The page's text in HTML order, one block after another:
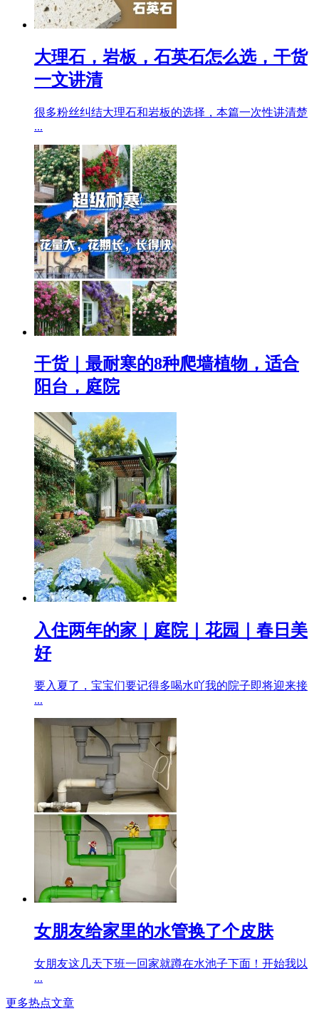
大理石，岩板，石英石怎么选，干货
一文讲清
很多粉丝纠结大理石和岩板的选择，本篇一次性讲清楚
...
干货｜最耐寒的8种爬墙植物，适合
阳台，庭院
入住两年的家｜庭院｜花园｜春日美
好
要入夏了，宝宝们要记得多喝水吖我的院子即将迎来接
...
女朋友给家里的水管换了个皮肤
女朋友这几天下班一回家就蹲在水池子下面！开始我以
...
更多热点文章